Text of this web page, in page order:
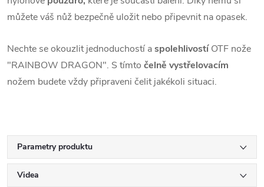
můžete váš nůž bezpečně uložit nebo připevnit na opasek.
Nechte se okouzlit jednoduchostí aspolehlivostíOTF nože
"RAINBOW DRAGON". S tímto čelně vystřelovacím
nožem budete vždy připraveni čelit jakékoli situaci.
Parametry produktu
Videa